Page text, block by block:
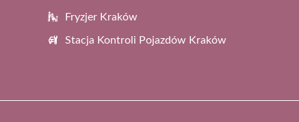
Fryzjer Kraków
Stacja Kontroli Pojazdów Kraków